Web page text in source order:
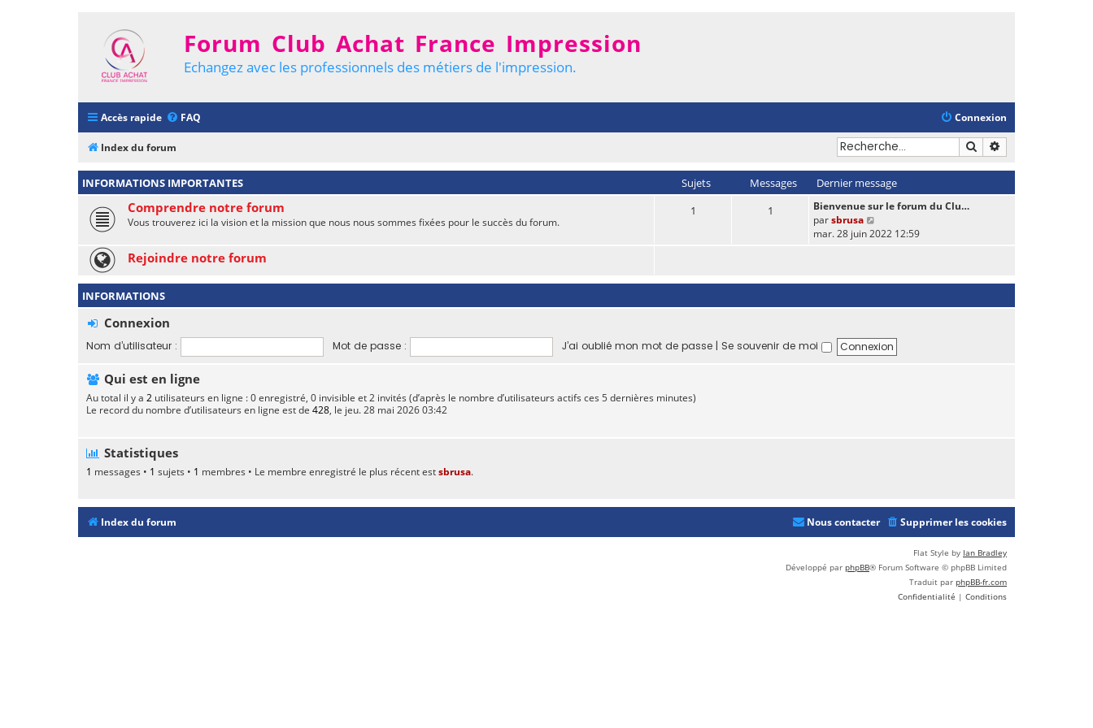
Forum Club Achat France Impression
Echangez avec les professionnels des métiers de l'impression.
Accès rapide FAQ Connexion
Index du forum Rechercher
INFORMATIONS IMPORTANTES Sujets Messages Dernier message
Comprendre notre forum
Vous trouverez ici la vision et la mission que nous nous sommes fixées pour le succès du forum.
1 1
Bienvenue sur le forum du Clu…
parsbrusa
o
e
n
i
mar. 28 juin 2022 12:59
Rejoindre notre forum
INFORMATIONS
Connexion
Nom d’utilisateur : Mot de passe : J’ai oublié mon mot de passe | Se souvenir de moi
Qui est en ligne
Au total il y a 2 utilisateurs en ligne : 0 enregistré, 0 invisible et 2 invités (d’après le nombre d’utilisateurs actifs ces 5 dernières minutes)
Le record du nombre d’utilisateurs en ligne est de 428, le jeu. 28 mai 2026 03:42
Statistiques
1 messages • 1 sujets • 1 membres • Le membre enregistré le plus récent estsbrusa.
Index du forum Supprimer les cookies
Nous contacter
Flat Style by Ian Bradley
Développé par phpBB® Forum Software © phpBB Limited
Traduit par phpBB-fr.com
Confidentialité | Conditions